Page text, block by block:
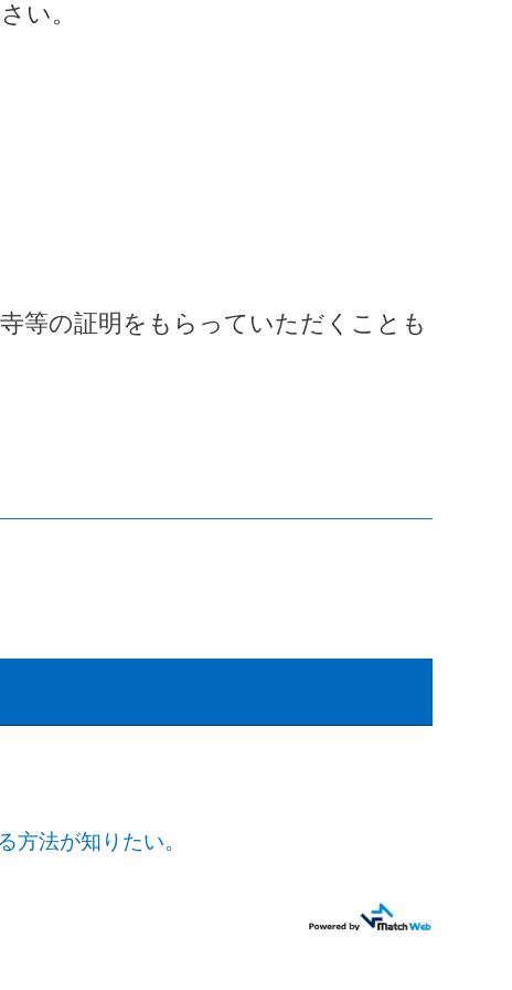
い。
等の証明をもらっていただくことも
方法が知りたい。